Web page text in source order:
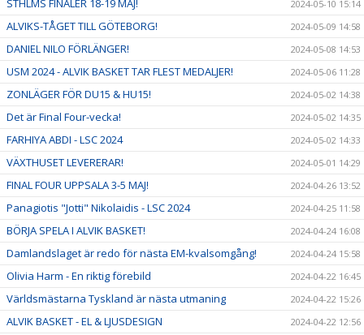
2024-05-10 15:14
ALVIKS-TÅGET TILL GÖTEBORG! 2024-05-09 14:58
DANIEL NILO FÖRLÄNGER! 2024-05-08 14:53
USM 2024 - ALVIK BASKET TAR FLEST MEDALJER! 2024-05-06 11:28
ZONLÄGER FÖR DU15 & HU15! 2024-05-02 14:38
Det är Final Four-vecka! 2024-05-02 14:35
FARHIYA ABDI - LSC 2024 2024-05-02 14:33
VÄXTHUSET LEVERERAR! 2024-05-01 14:29
FINAL FOUR UPPSALA 3-5 MAJ! 2024-04-26 13:52
Panagiotis "Jotti" Nikolaidis - LSC 2024 2024-04-25 11:58
BÖRJA SPELA I ALVIK BASKET! 2024-04-24 16:08
Damlandslaget är redo för nästa EM-kvalsomgång! 2024-04-24 15:58
Olivia Harm - En riktig förebild 2024-04-22 16:45
Världsmästarna Tyskland är nästa utmaning 2024-04-22 15:26
ALVIK BASKET - EL & LJUSDESIGN 2024-04-22 12:56